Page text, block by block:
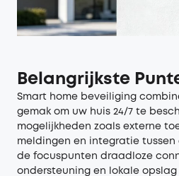
Belangrijkste
Smart home beveiliging
gemak om uw huis 24/7 te
mogelijkheden zoals externe
meldingen en integratie tussen
de focuspunten draadloze
ondersteuning en lokale opslag